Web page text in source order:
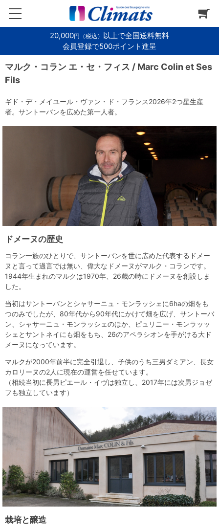
20,000円（税込） 以上で全国送料無料
会員登録で500ポイント進呈
マルク・コラン エ・セ・フィス / Marc Colin et Ses
Fils
ギド・デ・メイユール・ヴァン・ド・フランス2026年2つ星生産
者。サントーバンを広めた第一人者。
ドメーヌの歴史
コラン一族のひとりで、サントーバンを世に広めた代表するドメー
ヌと言って過言では無い、偉大なドメーヌがマルク・コランです。
1944年生まれのマルクは1970年、26歳の時にドメーヌを創設しま
した。
当初はサントーバンとシャサーニュ・モンラッシェに6haの畑をも
つのみでしたが、80年代から90年代にかけて畑を広げ、サントーバ
ン、シャサーニュ・モンラッシェのほか、ピュリニー・モンラッッ
シェとサントネイにも畑をもち、26のアペラシオンを手がける大ド
メーヌになっています。
マルクが2000年前半に完全引退し、子供のうち三男ダミアン、長女
カロリーヌの2人に現在の運営を任せています。
（相続当初に長男ピエール・イヴは独立し、2017年には次男ジョゼ
フも独立しています）
栽培と醸造